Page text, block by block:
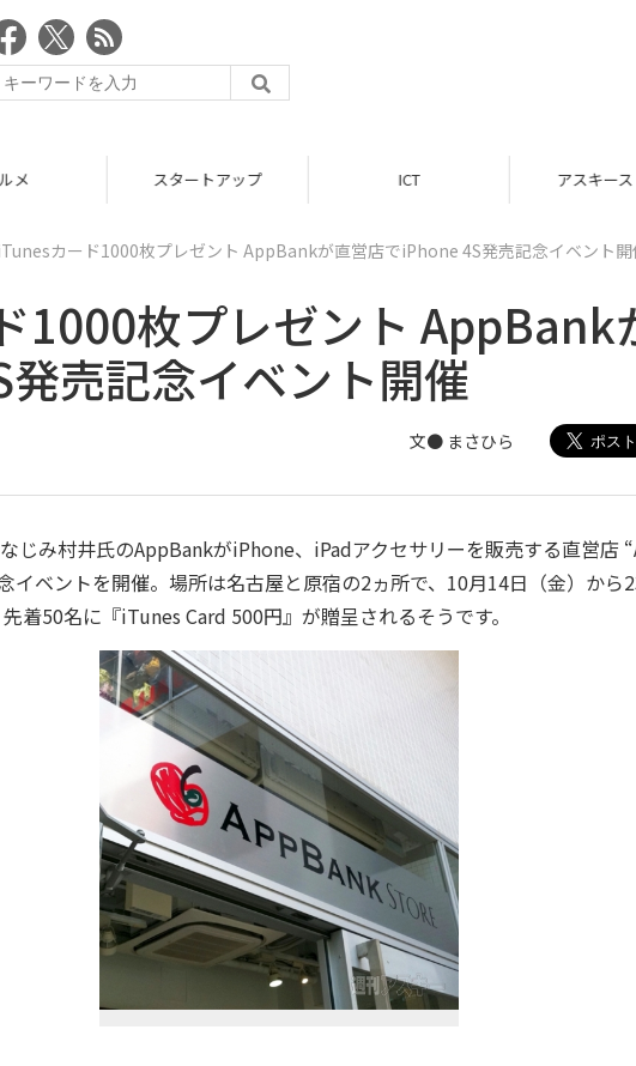
スタートアップ ICT アスキースト
カード1000枚プレゼント AppBankが直営店でiPhone 4S発売記念イベント開
1000枚プレゼント AppBank
売記念イベント開催
文● まさひら
じみ村井氏のAppBankがiPhone、iPadアクセサリーを販売する直営店
イベントを開催。場所は名古屋と原宿の2ヵ所で、10月14日（金）から
着50名に『iTunes Card 500円』が贈呈されるそうです。